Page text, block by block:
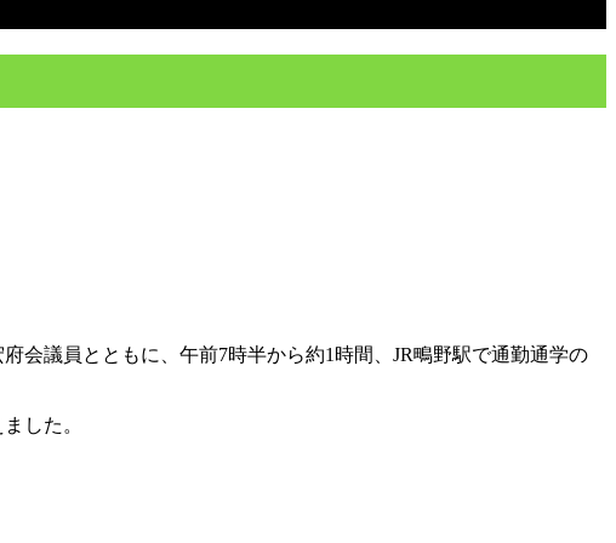
会議員とともに、午前7時半から約1時間、JR鴫野駅で通勤通学の
した。